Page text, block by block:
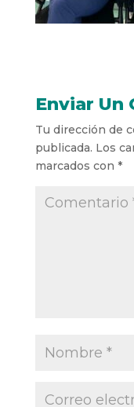
Enviar Un
Tu dirección de
publicada. Los
marcados con *